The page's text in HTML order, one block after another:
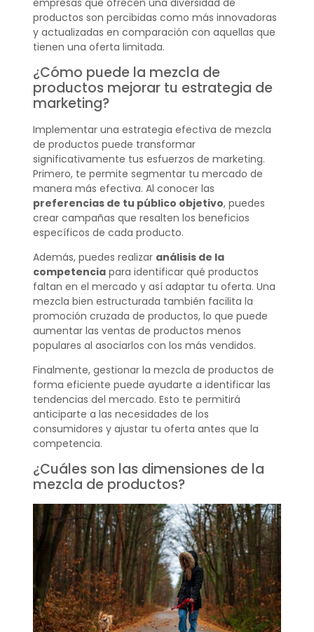
empresas que ofrecen una diversidad de
productos son percibidas como más innovadoras
y actualizadas en comparación con aquellas que
tienen una oferta limitada.
¿Cómo puede la mezcla de
productos mejorar tu estrategia de
marketing?
Implementar una estrategia efectiva de mezcla
de productos puede transformar
significativamente tus esfuerzos de marketing.
Primero, te permite segmentar tu mercado de
manera más efectiva. Al conocer las
preferencias de tu público objetivo, puedes
crear campañas que resalten los beneficios
específicos de cada producto.
Además, puedes realizar análisis de la
competenciapara identificar qué productos
faltan en el mercado y así adaptar tu oferta. Una
mezcla bien estructurada también facilita la
promoción cruzada de productos, lo que puede
aumentar las ventas de productos menos
populares al asociarlos con los más vendidos.
Finalmente, gestionar la mezcla de productos de
forma eficiente puede ayudarte a identificar las
tendencias del mercado. Esto te permitirá
anticiparte a las necesidades de los
consumidores y ajustar tu oferta antes que la
competencia.
¿Cuáles son las dimensiones de la
mezcla de productos?